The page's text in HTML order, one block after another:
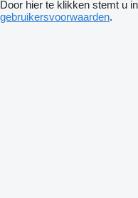
Door hier te klikken stemt u
gebruikersvoorwaarden.